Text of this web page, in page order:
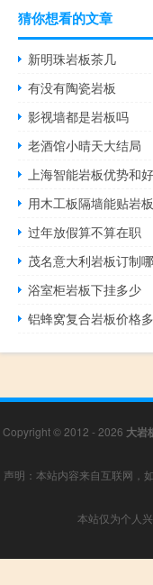
猜你想看的文章
新明珠岩板茶几
有没有陶瓷岩板
影视墙都是岩板吗
老酒馆小晴天大结局
上海智能岩板优势和
用木工板隔墙能贴岩
过年放假算不算在职
茂名意大利岩板订制
浴室柜岩板下挂多少
铝蜂窝复合岩板价格
Copyright © 2012 - 2026 大岩
声明：本站内容来自互联网，
本站仅为个人